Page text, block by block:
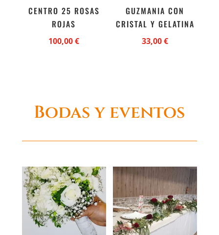
CENTRO 25 ROSAS
ROJAS
100,00€
GUZMANIA CON
CRISTAL Y GELATINA
33,00€
Bodas y eventos